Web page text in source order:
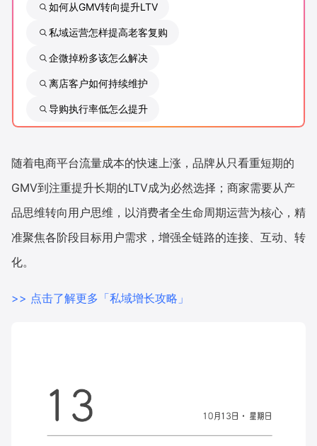
智库 产品场景库
行业洞察
品牌消费观
私域课程 新零售内参
增长俱乐部
有赞云 数据通服务
如何从GMV转向提升LTV
私域运营怎样提高老客复购
企微掉粉多该怎么解决
离店客户如何持续维护
导购执行率低怎么提升
随着电商平台流量成本的快速上涨，品牌从只看重短期的
GMV到注重提升长期的LTV成为必然选择；商家需要从产
品思维转向用户思维，以消费者全生命周期运营为核心，精
准聚焦各阶段目标用户需求，增强全链路的连接、互动、转
化。
>> 点击了解更多「私域增长攻略」